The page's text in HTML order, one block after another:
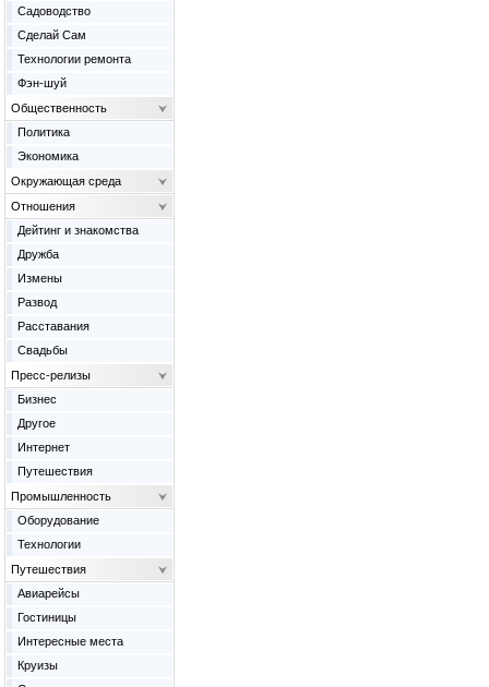
Садоводство
Сделай Сам
Технологии ремонта
Фэн-шуй
Общественность
Политика
Экономика
Окружающая среда
Отношения
Дейтинг и знакомства
Дружба
Измены
Развод
Расставания
Свадьбы
Пресс-релизы
Бизнес
Другое
Интернет
Путешествия
Промышленность
Оборудование
Технологии
Путешествия
Авиарейсы
Гостиницы
Интересные места
Круизы